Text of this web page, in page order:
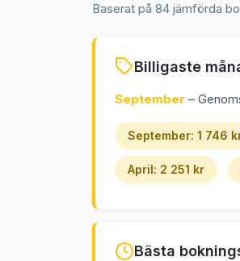
Baserat på 84 jämförda
Billigaste
September –
September: 1 746
April: 2 251 kr
Bästa